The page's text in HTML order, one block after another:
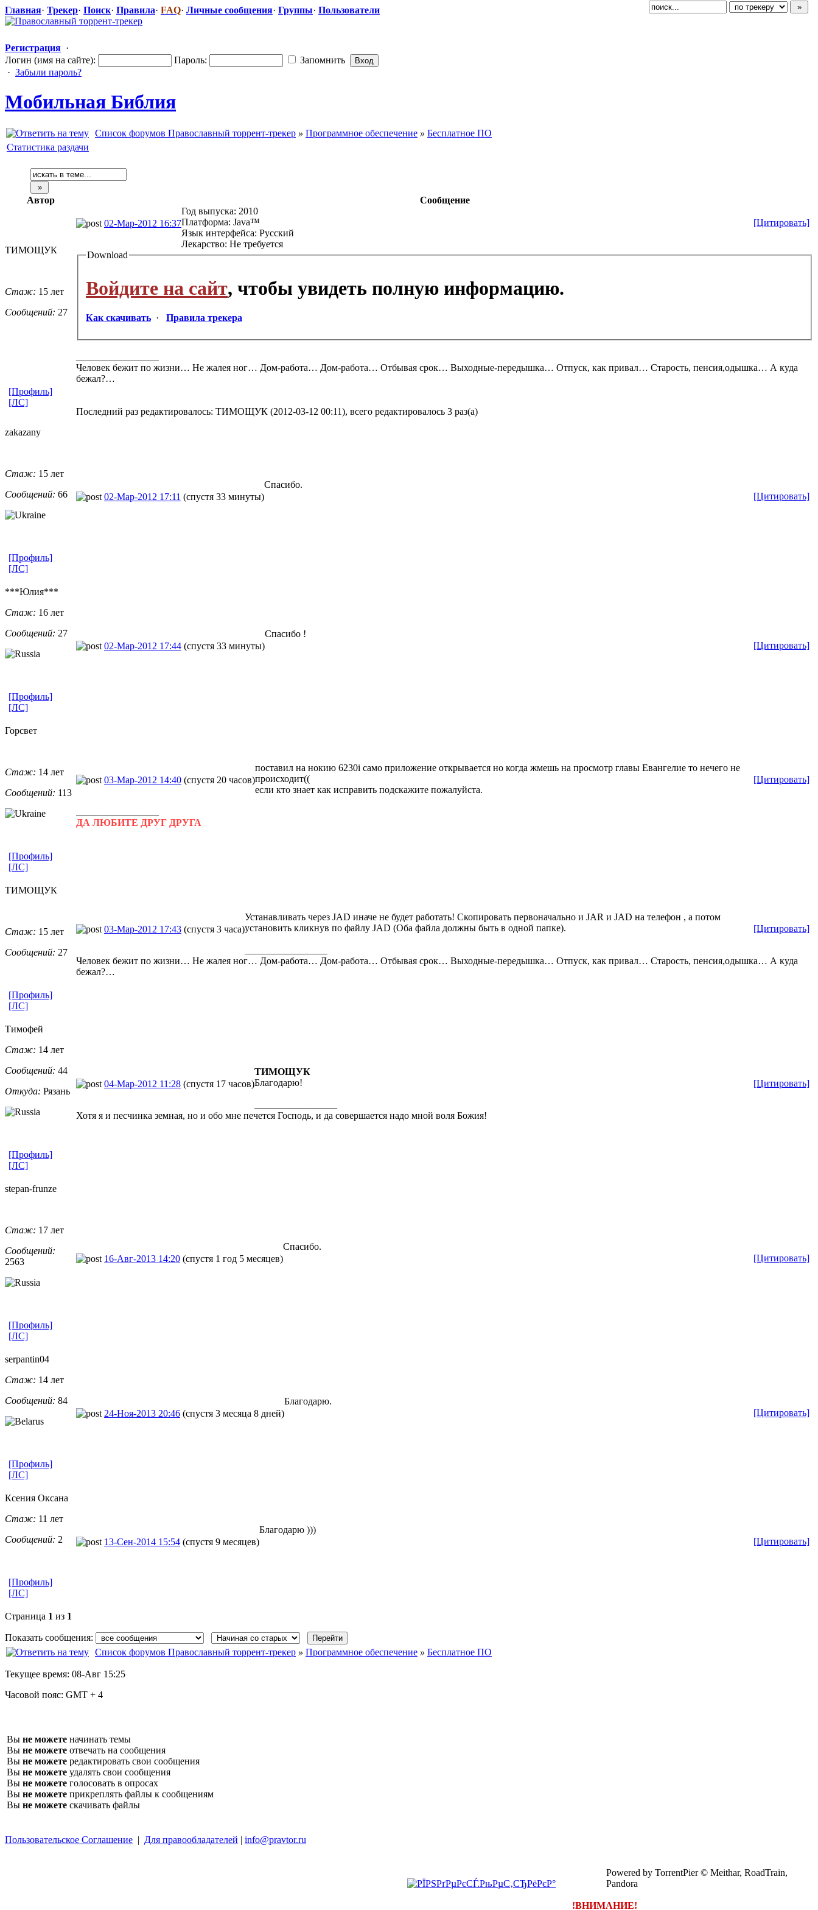
Главная· Трекер· Поиск· Правила· FAQ· Личные сообщения· Группы· Пользователи
Регистрация ·
Логин (имя на сайте):
Пароль:
Запомнить
· Забыли пароль?
Мобильная Библия
Список форумов Православный торрент-трекер » Программное обеспечение » Бесплатное ПО
Статистика раздачи
Автор Сообщение
ТИМОЩУК
Стаж: 15 лет
Сообщений: 27
02-Мар-2012 16:37 [Цитировать]
Год выпуска: 2010
Платформа: Java™
Язык интерфейса: Русский
Лекарство: Не требуется
Download
Войдите на сайт, чтобы увидеть полную информацию.
Как скачивать · Правила трекера
Человек бежит по жизни… Не жалея ног… Дом-работа… Дом-работа… Отбывая срок… Выходные-передышка… Отпуск, как привал… Старость, пенсия,одышка… А куда
бежал?…
Последний раз редактировалось: ТИМОЩУК (2012-03-12 00:11), всего редактировалось 3 раз(а)
[Профиль]
[ЛС]
zakazany
Стаж: 15 лет
Сообщений: 66 02-Мар-2012 17:11 (спустя 33 минуты) [Цитировать]
Спасибо.
[Профиль]
[ЛС]
***Юлия***
Стаж: 16 лет
Сообщений: 27
02-Мар-2012 17:44 (спустя 33 минуты) [Цитировать]
Спасибо !
[Профиль]
[ЛС]
Горсвет
Стаж: 14 лет
Сообщений: 113
03-Мар-2012 14:40 (спустя 20 часов) [Цитировать]
поставил на нокию 6230i само приложение открывается но когда жмешь на просмотр главы Евангелие то нечего не
происходит((
если кто знает как исправить подскажите пожалуйста.
ДА ЛЮБИТЕ ДРУГ ДРУГА
[Профиль]
[ЛС]
ТИМОЩУК
Стаж: 15 лет
Сообщений: 27
03-Мар-2012 17:43 (спустя 3 часа) [Цитировать]
Устанавливать через JAD иначе не будет работать! Скопировать первоначально и JAR и JAD на телефон , а потом
установить кликнув по файлу JAD (Оба файла должны быть в одной папке).
Человек бежит по жизни… Не жалея ног… Дом-работа… Дом-работа… Отбывая срок… Выходные-передышка… Отпуск, как привал… Старость, пенсия,одышка… А куда
бежал?…
[Профиль]
[ЛС]
Тимофей
Стаж: 14 лет
Сообщений: 44
Откуда: Рязань
04-Мар-2012 11:28 (спустя 17 часов) [Цитировать]
ТИМОЩУК
Благодарю!
Хотя я и песчинка земная, но и обо мне печется Господь, и да совершается надо мной воля Божия!
[Профиль]
[ЛС]
stepan-frunz​e
Стаж: 17 лет
Сообщений:
2563
16-Авг-2013 14:20 (спустя 1 год 5 месяцев) [Цитировать]
Спасибо.
[Профиль]
[ЛС]
serpantin04
Стаж: 14 лет
Сообщений: 84
24-Ноя-2013 20:46 (спустя 3 месяца 8 дней) [Цитировать]
Благодарю.
[Профиль]
[ЛС]
Ксения Оксана
Стаж: 11 лет
Сообщений: 2 13-Сен-2014 15:54 (спустя 9 месяцев) [Цитировать]
Благодарю )))
[Профиль]
[ЛС]
Страница 1 из 1
Показать сообщения:
Список форумов Православный торрент-трекер » Программное обеспечение » Бесплатное ПО
Текущее время: 08-Авг 15:25
Часовой пояс: GMT + 4
Вы не можете начинать темы
Вы не можете отвечать на сообщения
Вы не можете редактировать свои сообщения
Вы не можете удалять свои сообщения
Вы не можете голосовать в опросах
Вы не можете прикреплять файлы к сообщениям
Вы не можете скачивать файлы
Пользовательское Соглашение | Для правообладателей | info@pravtor.ru
Powered by TorrentPier © Meithar, RoadTrain,
Pandora
!ВНИМАНИЕ!